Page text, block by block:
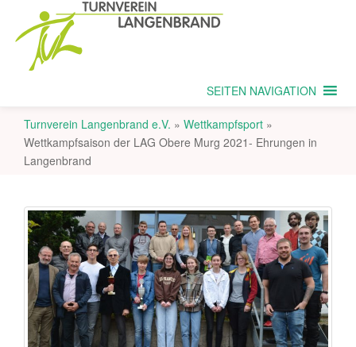
SEITEN NAVIGATION
Turnverein Langenbrand e.V. » Wettkampfsport »
Wettkampfsaison der LAG Obere Murg 2021- Ehrungen in
Langenbrand